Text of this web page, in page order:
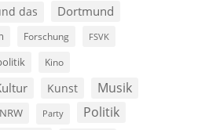
das Dortmund
Forschung FSVK
Kino
Kunst Musik
NRW Party Politik